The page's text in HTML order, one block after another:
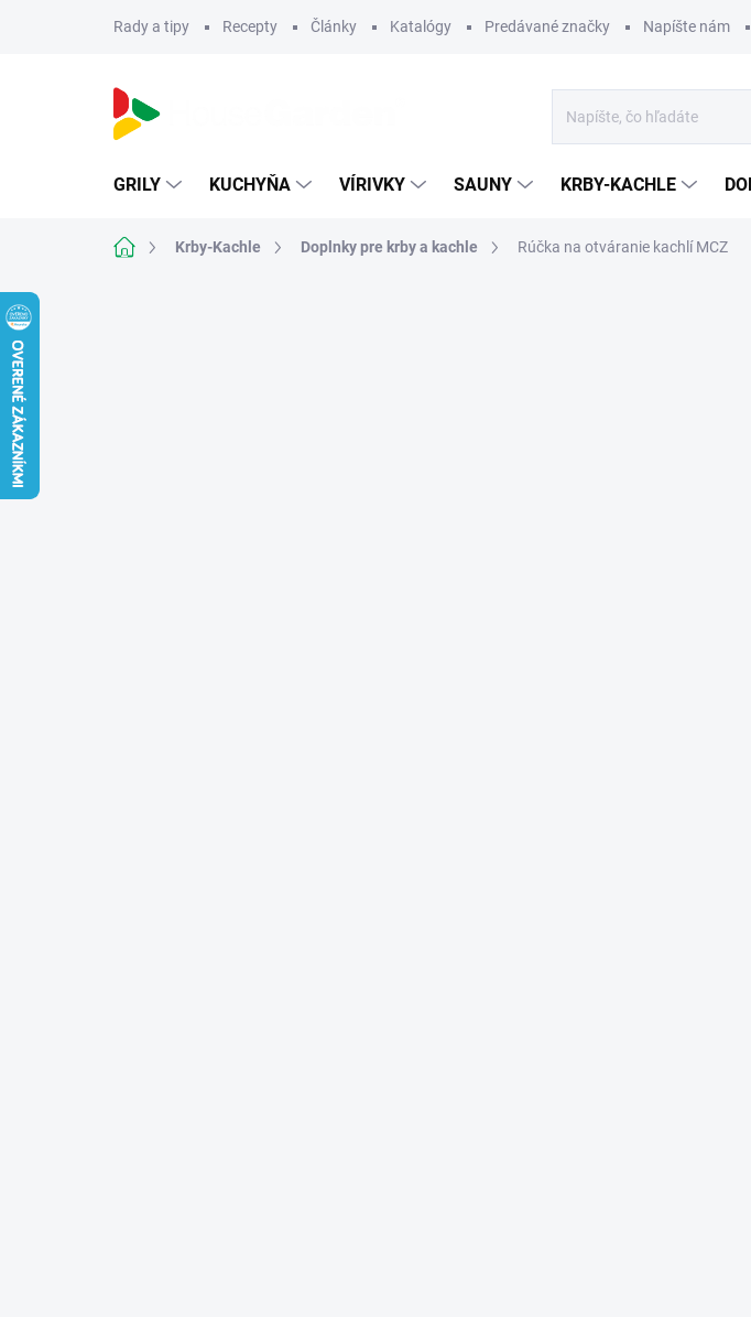
Rady a tipy Recepty Články Katalógy Predávané značky Napíšte nám
GRILY KUCHYŇA VÍRIVKY SAUNY KRBY-KACHLE
DomovKrby-Kachle Doplnky pre krby a kachle Rúčka na otváranie kachlí MCZ